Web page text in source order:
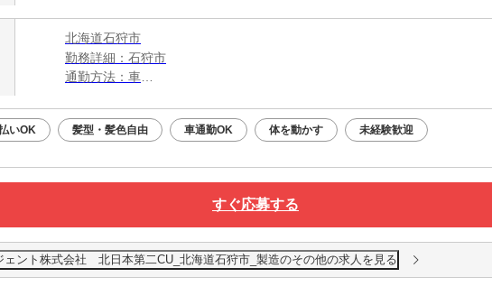
北海道石狩市
勤務詳細：石狩市
通勤方法：車
いOK 髪型・髪色自由 車通勤OK 体を動かす 未経験歓迎
すぐ応募する
ェント株式会社 北日本第二CU_北海道石狩市_製造のその他の求人を見る